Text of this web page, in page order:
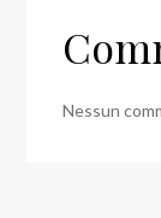
Nessun